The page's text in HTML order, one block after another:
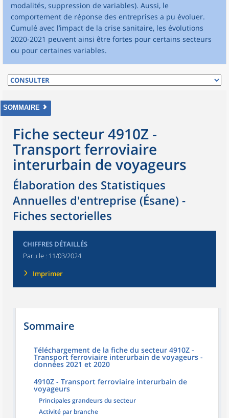
modalités, suppression de variables). Aussi, le
comportement de réponse des entreprises a pu évoluer.
Cumulé avec l’impact de la crise sanitaire, les évolutions
2020-2021 peuvent ainsi être fortes pour certains secteurs
ou pour certaines variables.
SOMMAIRE
Fiche secteur 4910Z -
Transport ferroviaire
interurbain de voyageurs
Élaboration des Statistiques
Annuelles d'entreprise (Ésane) -
Fiches sectorielles
CHIFFRES DÉTAILLÉS
Paru le : 11/03/2024
Imprimer
Sommaire
Téléchargement de la fiche du secteur 4910Z -
Transport ferroviaire interurbain de voyageurs -
données 2021 et 2020
4910Z - Transport ferroviaire interurbain de
voyageurs
Principales grandeurs du secteur
Activité par branche